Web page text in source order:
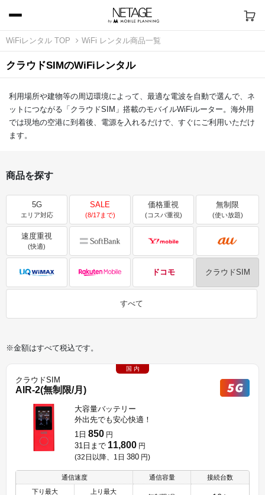
WiFiレンタル TOP WiFi レンタル商品一覧
クラウドSIMのWiFiレンタル
利用場所や建物等の周辺環境によって、最適な電波を自動で選んで、ネ
ットにつながる「クラウドSIM」搭載のモバイルWiFiルーター。海外用
では現地の空港に到着後、電源を入れるだけで、すぐにご利用いただけ
ます。
商品を探す
5G
エリア対応
SALE
(8/17まで)
価格重視
(コスパ重視)
無制限
(使い放題)
速度重視
(快適)
ドコモ クラウドSIM
すべて
※金額はすべて税込です。
国 内
クラウドSIM
AIR-2(無制限/月)
大容量バッテリー
外出先でも安心快適！
1日 850 円
31日まで 11,800 円
(32日以降、1日 380 円)
通信速度 通信容量
接続台数
下り最大
上り最大